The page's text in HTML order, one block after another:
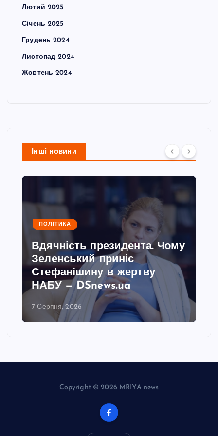
Лютий 2025
Січень 2025
Грудень 2024
Листопад 2024
Жовтень 2024
Інші новини
ПОЛІТИКА
Вдячність президента. Чому
Зеленський приніс
Стефанішину в жертву
НАБУ — DSnews.ua
7 Серпня, 2026
Copyright © 2026 MRIYA news